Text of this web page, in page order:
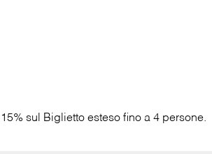
sul Biglietto esteso fino a 4 persone.